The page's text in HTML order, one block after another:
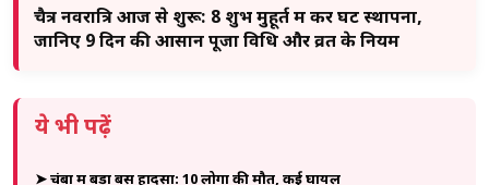
चैत्र नवरात्रि आज से शुरू: 8 शुभ मुहूर्त में करें घट स्थापना,
जानिए 9 दिन की आसान पूजा विधि और व्रत के नियम
ये भी पढ़ें
➤ चंबा में बड़ा बस हादसा: 10 लोगों की मौत, कई घायल